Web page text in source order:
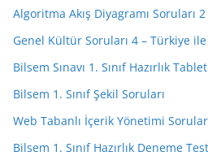
Algoritma Akış Diyagramı Soruları 2
Genel Kültür Soruları 4 – Türkiye
Bilsem Sınavı 1. Sınıf Hazırlık
Bilsem 1. Sınıf Şekil Soruları
Web Tabanlı İçerik Yönetimi
Bilsem 1. Sınıf Hazırlık Deneme